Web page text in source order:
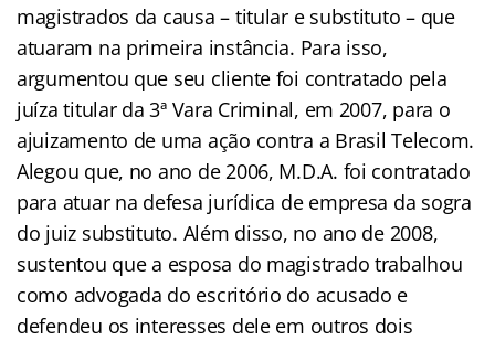
magistrados da causa – titular e substituto – que
atuaram na primeira instância. Para isso,
argumentou que seu cliente foi contratado pela
juíza titular da 3ª Vara Criminal, em 2007, para o
ajuizamento de uma ação contra a Brasil Telecom.
Alegou que, no ano de 2006, M.D.A. foi contratado
para atuar na defesa jurídica de empresa da sogra
do juiz substituto. Além disso, no ano de 2008,
sustentou que a esposa do magistrado trabalhou
como advogada do escritório do acusado e
defendeu os interesses dele em outros dois